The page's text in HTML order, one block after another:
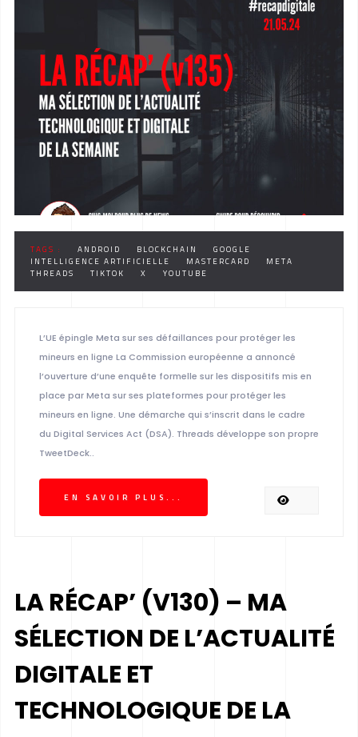
TAGS : ANDROID BLOCKCHAIN
GOOGLE
INTELLIGENCE ARTIFICIELLE
MASTERCARD
META
THREADS
TIKTOK X YOUTUBE
L’UE épingle Meta sur ses défaillances pour protéger les
mineurs en ligne La Commission européenne a annoncé
l’ouverture d’une enquête formelle sur les dispositifs mis en
place par Meta sur ses plateformes pour protéger les
mineurs en ligne. Une démarche qui s’inscrit dans le cadre
du Digital Services Act (DSA). Threads développe son propre
TweetDeck..
EN SAVOIR PLUS...
LA RÉCAP’ (V130) – MA
SÉLECTION DE L’ACTUALITÉ
DIGITALE ET
TECHNOLOGIQUE DE LA